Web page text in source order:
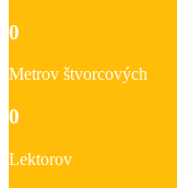
0
Metrov štvorcových
0
Lektorov